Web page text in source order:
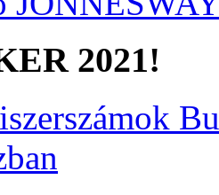
2021!